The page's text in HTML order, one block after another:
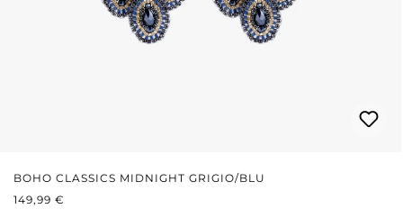
BOHO CLASSICS MIDNIGHT GRIGIO/BLU
PREZZO NORMALE:
149,99 €